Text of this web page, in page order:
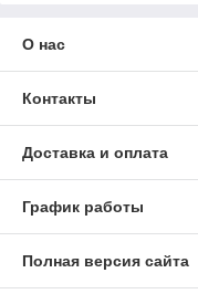
О нас
Контакты
Доставка и оплата
График работы
Полная версия сайта